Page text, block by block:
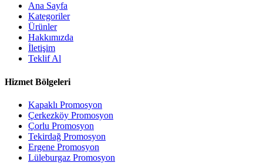
Ana Sayfa
Kategoriler
Ürünler
Hakkımızda
İletişim
Teklif Al
Hizmet Bölgeleri
Kapaklı Promosyon
Çerkezköy Promosyon
Çorlu Promosyon
Tekirdağ Promosyon
Ergene Promosyon
Lüleburgaz Promosyon